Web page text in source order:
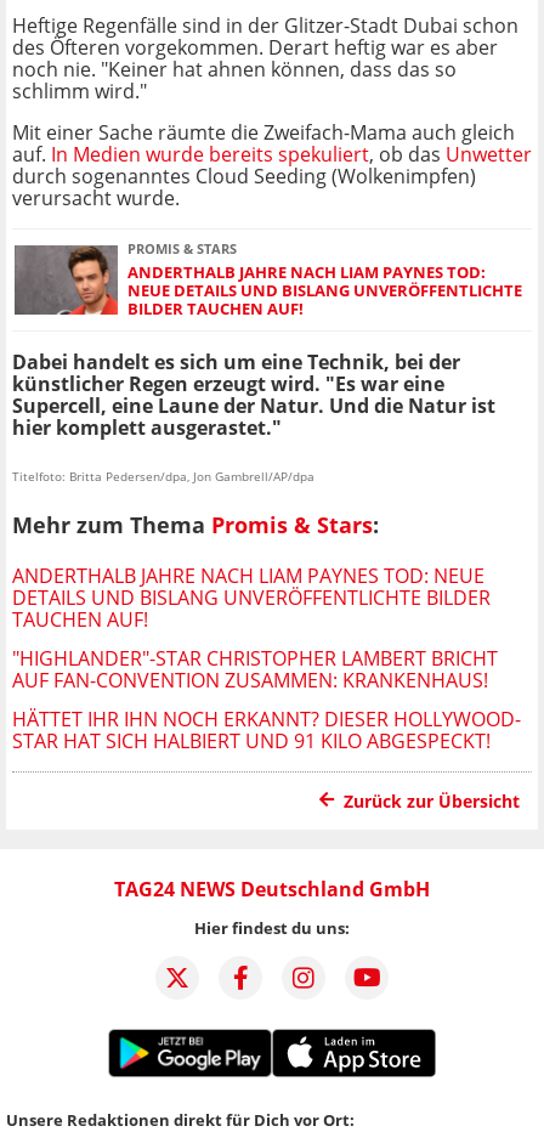
Heftige Regenfälle sind in der Glitzer-Stadt Dubai schon
des Öfteren vorgekommen. Derart heftig war es aber
noch nie. "Keiner hat ahnen können, dass das so
schlimm wird."
Mit einer Sache räumte die Zweifach-Mama auch gleich
auf. In Medien wurde bereits spekuliert, ob das Unwetter
durch sogenanntes Cloud Seeding (Wolkenimpfen)
verursacht wurde.
PROMIS & STARS
ANDERTHALB JAHRE NACH LIAM PAYNES TOD:
NEUE DETAILS UND BISLANG UNVERÖFFENTLICHTE
BILDER TAUCHEN AUF!
Dabei handelt es sich um eine Technik, bei der
künstlicher Regen erzeugt wird. "Es war eine
Supercell, eine Laune der Natur. Und die Natur ist
hier komplett ausgerastet."
Titelfoto: Britta Pedersen/dpa, Jon Gambrell/AP/dpa
Mehr zum Thema Promis & Stars:
ANDERTHALB JAHRE NACH LIAM PAYNES TOD: NEUE
DETAILS UND BISLANG UNVERÖFFENTLICHTE BILDER
TAUCHEN AUF!
"HIGHLANDER"-STAR CHRISTOPHER LAMBERT BRICHT
AUF FAN-CONVENTION ZUSAMMEN: KRANKENHAUS!
HÄTTET IHR IHN NOCH ERKANNT? DIESER HOLLYWOOD-
STAR HAT SICH HALBIERT UND 91 KILO ABGESPECKT!
Zurück zur Übersicht
TAG24 NEWS Deutschland GmbH
Hier findest du uns:
Unsere Redaktionen direkt für Dich vor Ort: